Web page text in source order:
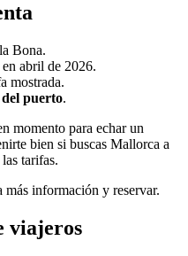
Bona.
abril de 2026.
mostrada.
puerto.
momento para echar un
bien si buscas Mallorca a
tarifas.
más información y reservar.
viajeros